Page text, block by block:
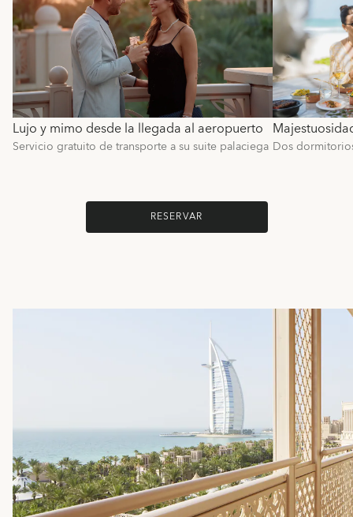
Lujo y mimo desde la llegada al aeropuerto
Servicio gratuito de transporte a su suite palaciega Dos
RESERVAR